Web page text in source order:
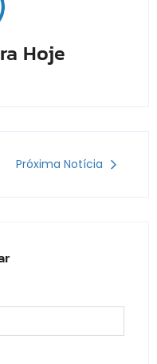
Hoje
Próxima Notícia